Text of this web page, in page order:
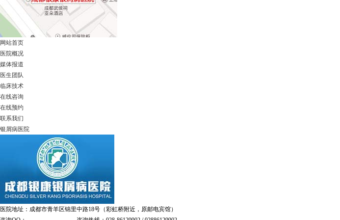
网站首页
医院概况
媒体报道
医生团队
临床技术
在线咨询
在线预约
联系我们
银屑病医院
医院地址：成都市青羊区锦里中路18号（彩虹桥附近，原邮电宾馆）